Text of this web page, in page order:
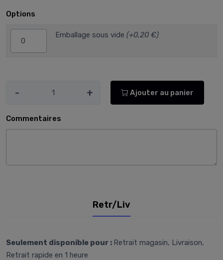
Options
Emballage sous vide (+0,20 €)
- + Ajouter au panier
Commentaires
Retr/Liv
Seulement disponible pour : Retrait magasin, Livraison,
Retrait rapide en 1 heure